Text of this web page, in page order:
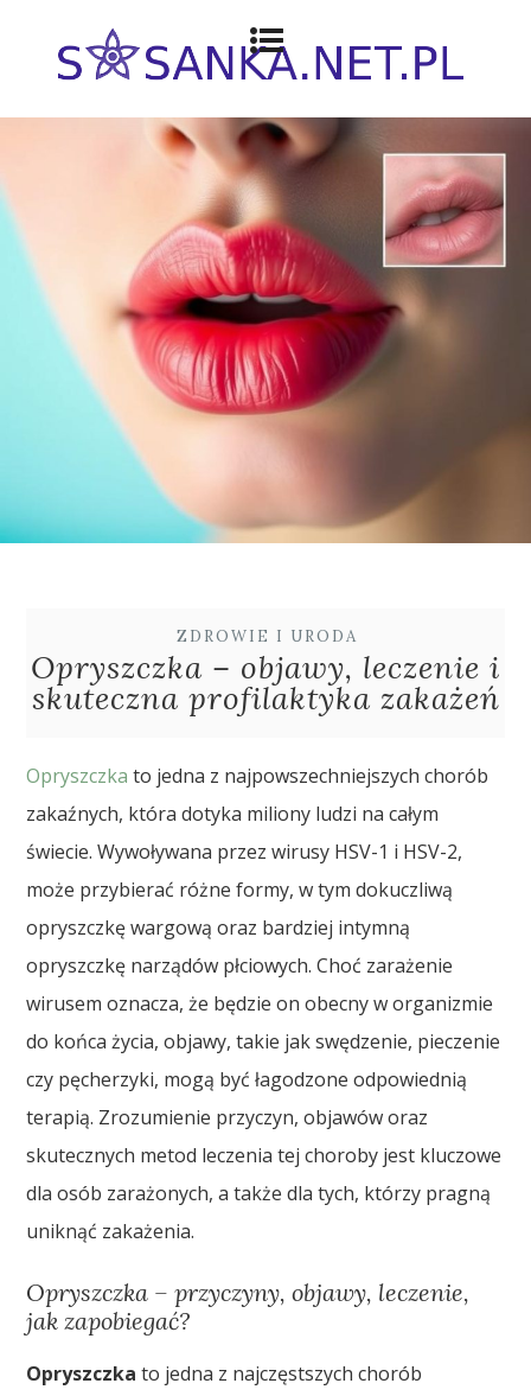
ZDROWIE I URODA
Opryszczka – objawy, leczenie i
skuteczna profilaktyka zakażeń
Opryszczka to jedna z najpowszechniejszych chorób
zakaźnych, która dotyka miliony ludzi na całym
świecie. Wywoływana przez wirusy HSV-1 i HSV-2,
może przybierać różne formy, w tym dokuczliwą
opryszczkę wargową oraz bardziej intymną
opryszczkę narządów płciowych. Choć zarażenie
wirusem oznacza, że będzie on obecny w organizmie
do końca życia, objawy, takie jak swędzenie, pieczenie
czy pęcherzyki, mogą być łagodzone odpowiednią
terapią. Zrozumienie przyczyn, objawów oraz
skutecznych metod leczenia tej choroby jest kluczowe
dla osób zarażonych, a także dla tych, którzy pragną
uniknąć zakażenia.
Opryszczka – przyczyny, objawy, leczenie,
jak zapobiegać?
Opryszczka to jedna z najczęstszych chorób